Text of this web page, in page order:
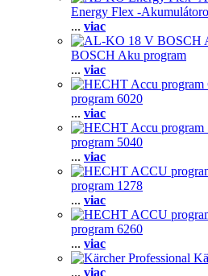
Energy Flex -
... viac
BOSCH Aku program
... viac
program 6020
... viac
program 5040
... viac
program 1278
... viac
program 6260
... viac
... viac